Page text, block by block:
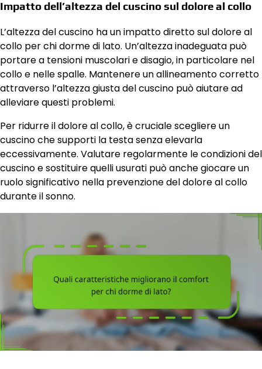
Impatto dell’altezza del cuscino sul dolore al collo
L’altezza del cuscino ha un impatto diretto sul dolore al
collo per chi dorme di lato. Un’altezza inadeguata può
portare a tensioni muscolari e disagio, in particolare nel
collo e nelle spalle. Mantenere un allineamento corretto
attraverso l’altezza giusta del cuscino può aiutare ad
alleviare questi problemi.
Per ridurre il dolore al collo, è cruciale scegliere un
cuscino che supporti la testa senza elevarla
eccessivamente. Valutare regolarmente le condizioni del
cuscino e sostituire quelli usurati può anche giocare un
ruolo significativo nella prevenzione del dolore al collo
durante il sonno.